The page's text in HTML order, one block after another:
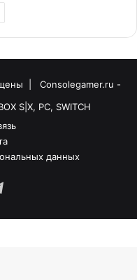
|
Consolegamer.ru -
S|X, PC, SWITCH
данных